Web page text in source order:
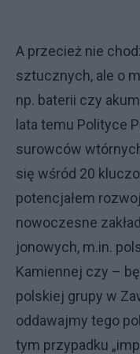
A przecież nie
sztucznych, ale o
np. baterii czy
lata temu Polityce
surowców
się wśród 20
potencjałem
nowoczesne
jonowych, m.in.
Kamiennej czy –
polskiej grupy w
oddawajmy tego
tym przypadku